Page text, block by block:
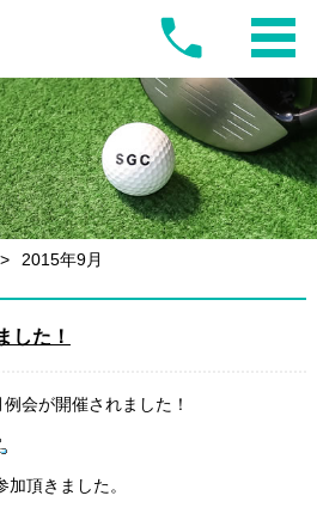
2015年9月
した！
会が開催されました！
頂きました。